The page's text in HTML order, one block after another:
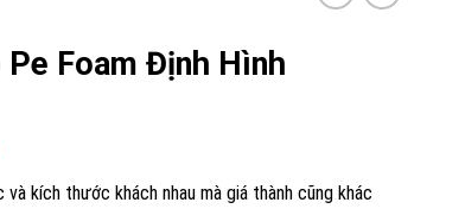
Pe Foam Định Hình
và kích thước khách nhau mà giá thành cũng khác